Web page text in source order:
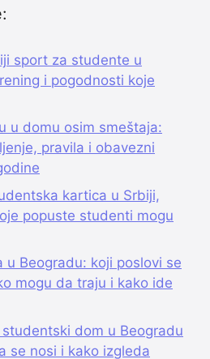
sport za studente u
i pogodnosti koje
u domu osim smeštaja:
pravila i obavezni
kartica u Srbiji,
popuste studenti mogu
u Beogradu: koji poslovi se
mogu da traju i kako ide
dom u Beogradu
se nosi i kako izgleda